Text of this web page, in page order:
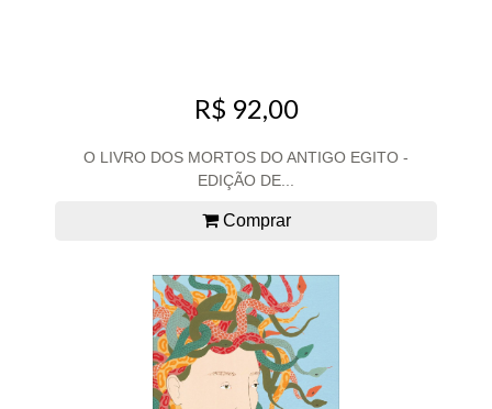
R$ 92,00
O LIVRO DOS MORTOS DO ANTIGO EGITO -
EDIÇÃO DE...
Comprar